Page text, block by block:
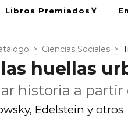
Libros Premiados🏅
> Ciencias Sociales >
huellas
historia a partir
Edelstein y otros